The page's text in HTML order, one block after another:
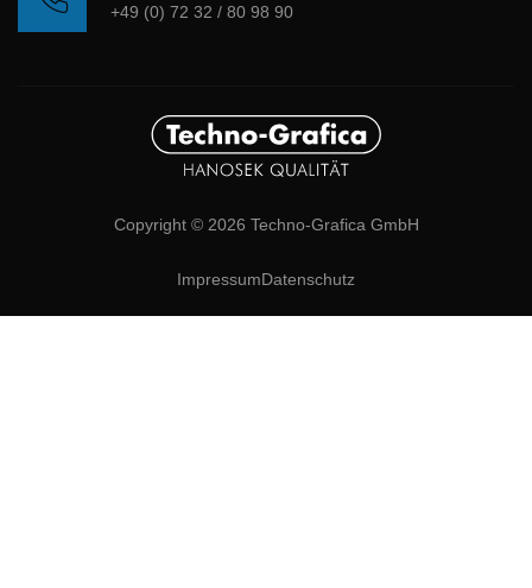
+49 (0) 72 32 / 80 98 90
Copyright © 2026 Techno-Grafica GmbH
ImpressumDatenschutz